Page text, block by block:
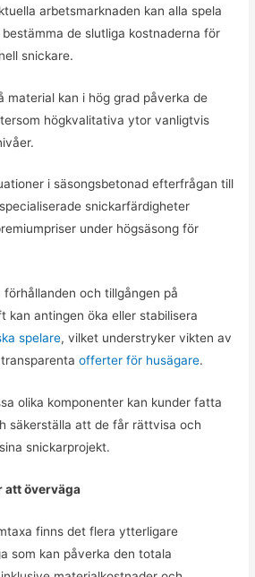
arbetsmarknaden kan alla spela
de slutliga kostnaderna för
snickare.
material kan i hög grad påverka de
högkvalitativa ytor vanligtvis
i säsongsbetonad efterfrågan till
snickarfärdigheter
under högsäsong för
förhållanden och tillgången på
kan antingen öka eller stabilisera
spelare, vilket understryker vikten av
offerter för husägare.
olika komponenter kan kunder fatta
säkerställa att de får rättvisa och
snickarprojekt.
att överväga
finns det flera ytterligare
som kan påverka den totala